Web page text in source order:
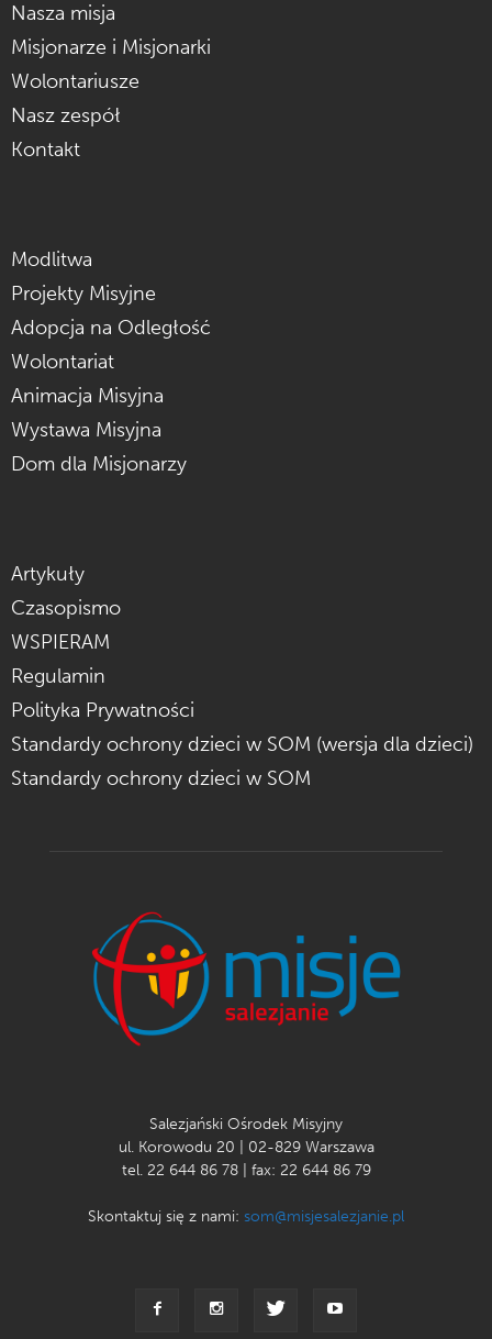
Nasza misja
Misjonarze i Misjonarki
Wolontariusze
Nasz zespół
Kontakt
Modlitwa
Projekty Misyjne
Adopcja na Odległość
Wolontariat
Animacja Misyjna
Wystawa Misyjna
Dom dla Misjonarzy
Artykuły
Czasopismo
WSPIERAM
Regulamin
Polityka Prywatności
Standardy ochrony dzieci w SOM (wersja dla dzieci)
Standardy ochrony dzieci w SOM
Salezjański Ośrodek Misyjny
ul. Korowodu 20 | 02-829 Warszawa
tel. 22 644 86 78 | fax: 22 644 86 79
Skontaktuj się z nami: som@misjesalezjanie.pl